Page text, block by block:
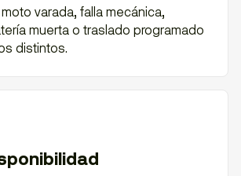
varada, falla mecánica,
muerta o traslado programado
distintos.